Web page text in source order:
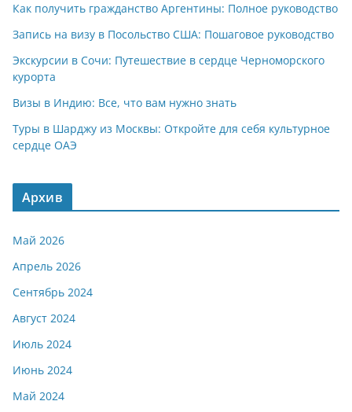
Как получить гражданство Аргентины: Полное руководство
Запись на визу в Посольство США: Пошаговое руководство
Экскурсии в Сочи: Путешествие в сердце Черноморского
курорта
Визы в Индию: Все, что вам нужно знать
Туры в Шарджу из Москвы: Откройте для себя культурное
сердце ОАЭ
Архив
Май 2026
Апрель 2026
Сентябрь 2024
Август 2024
Июль 2024
Июнь 2024
Май 2024